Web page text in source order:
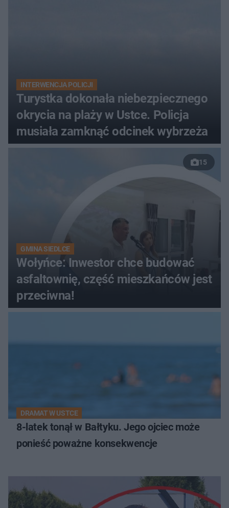
INTERWENCJA POLICJI
Turystka dokonała niebezpiecznego
okrycia na plaży w Ustce. Policja
musiała zamknąć odcinek wybrzeża
15
GMINA SIEDLCE
Wołyńce: Inwestor chce budować
asfaltownię, część mieszkańców jest
przeciwna!
DRAMAT W USTCE
8-latek tonął w Bałtyku. Jego ojciec może
ponieść poważne konsekwencje